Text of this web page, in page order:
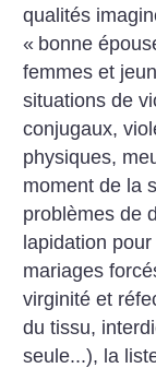
qualités
« bonne
femmes et
situations de
conjugaux,
physiques,
moment de la
problèmes de
lapidation
mariages
virginité et
du tissu,
seule...), la